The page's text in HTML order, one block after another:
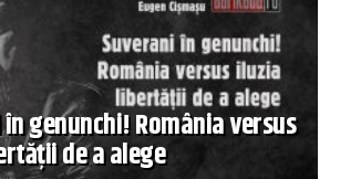
genunchi! România versus
de a alege